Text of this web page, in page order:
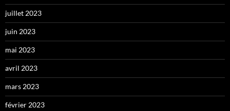
juillet 2023
juin 2023
mai 2023
avril 2023
mars 2023
février 2023